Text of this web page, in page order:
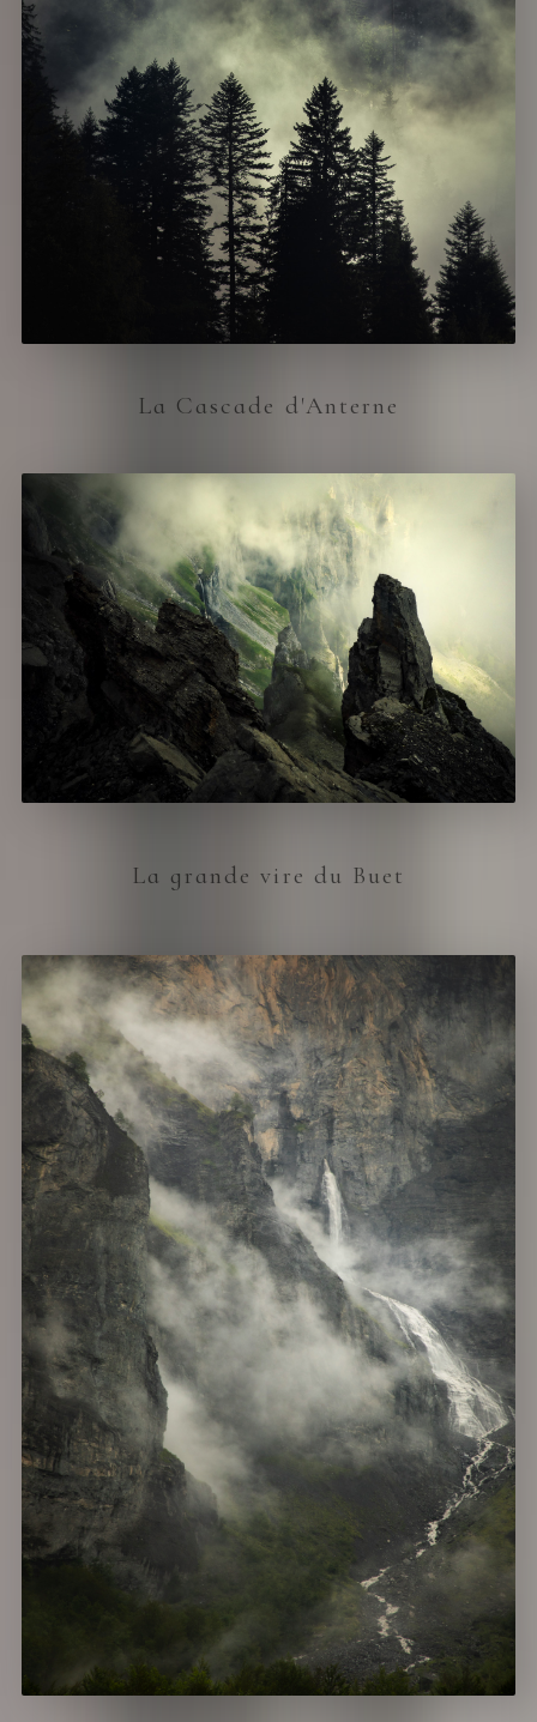
La Cascade d'Anterne
La grande vire du Buet